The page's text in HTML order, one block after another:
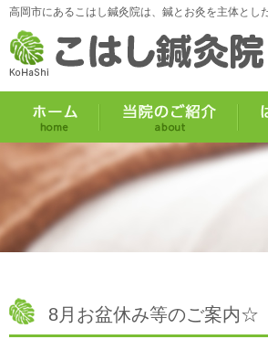
高岡市にあるこはし鍼灸院は、鍼とお灸を主体とし
8月お盆休み等のご案内☆